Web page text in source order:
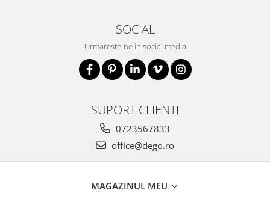
SOCIAL
Urmareste-ne in social media
SUPORT CLIENTI
0723567833
office@dego.ro
MAGAZINUL MEU